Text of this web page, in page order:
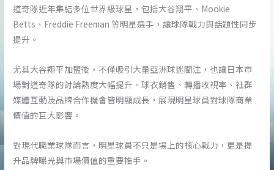
道奇隊近年集結多位世界級球星，包括大谷翔平、Mookie
Betts、Freddie Freeman 等明星選手，讓球隊戰力與話題性同步
提升。
尤其大谷翔平加盟後，不僅吸引大量亞洲球迷關注，也讓日本市
場對道奇隊的討論熱度大幅提升。球衣銷售、轉播收視率、社群
媒體互動及品牌合作機會皆明顯成長，展現明星球員對球隊商業
價值的巨大影響。
對現代職業球隊而言，明星球員不只是場上的核心戰力，更是提
升品牌曝光與市場價值的重要推手。